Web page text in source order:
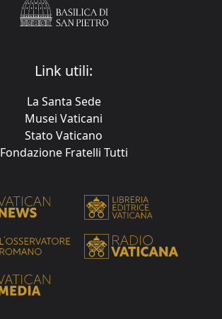
Link utili:
La Santa Sede
Musei Vaticani
Stato Vaticano
Fondazione Fratelli Tutti